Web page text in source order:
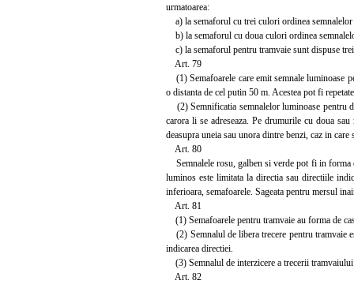
urmatoarea:
a) la semaforul cu trei culori ordinea semnalelor
b) la semaforul cu doua culori ordinea
c) la semaforul pentru tramvaie sunt dispuse
Art. 79
(1) Semafoarele care emit semnale luminoase
o distanta de cel putin 50 m. Acestea pot fi
(2) Semnificatia semnalelor luminoase pentru
carora li se adreseaza. Pe drumurile cu doua
deasupra uneia sau unora dintre benzi, caz in
Art. 80
Semnalele rosu, galben si verde pot fi in forma
luminos este limitata la directia sau directiile
inferioara, semafoarele. Sageata pentru mersul
Art. 81
(1) Semafoarele pentru tramvaie au forma de
(2) Semnalul de libera trecere pentru tramvaie
indicarea directiei.
(3) Semnalul de interzicere a trecerii
Art. 82